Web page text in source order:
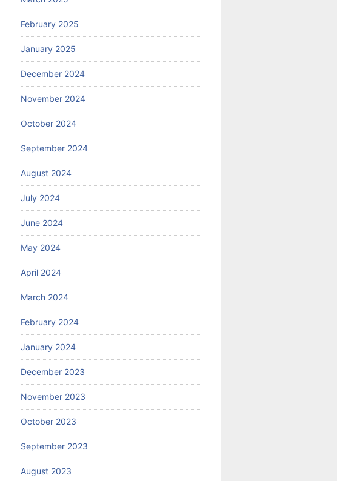
February 2025
January 2025
December 2024
November 2024
October 2024
September 2024
August 2024
July 2024
June 2024
May 2024
April 2024
March 2024
February 2024
January 2024
December 2023
November 2023
October 2023
September 2023
August 2023